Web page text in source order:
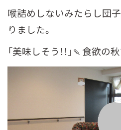
喉詰めしないみたらし団
りました。
「美味しそう！！」🍡食欲の